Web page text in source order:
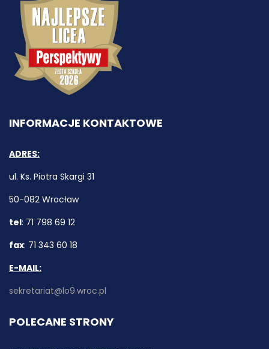
INFORMACJE KONTAKTOWE
ADRES:
ul. Ks. Piotra Skargi 31
50-082 Wrocław
tel: 71 798 69 12
fax: 71 343 60 18
E-MAIL:
sekretariat@lo9.wroc.pl
POLECANE STRONY